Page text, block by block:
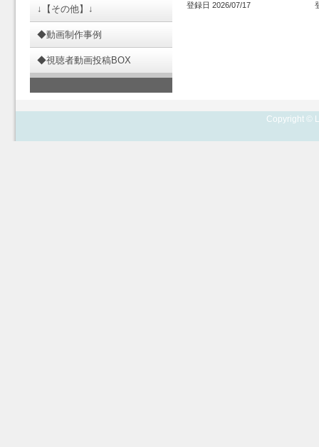
↓【その他】↓
◆動画制作事例
◆視聴者動画投稿BOX
登録日 2026/07/17
Copyright ©